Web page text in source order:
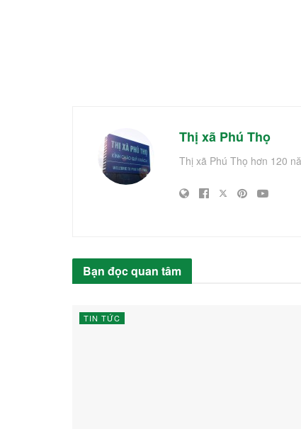
Thị xã Phú Thọ
Thị xã Phú Thọ hơn 120
Bạn đọc quan tâm
TIN TỨC